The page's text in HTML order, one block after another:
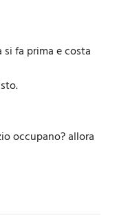
si fa prima e costa
occupano? allora